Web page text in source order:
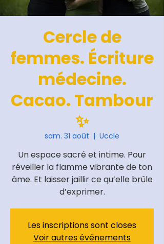
Cercle de
femmes. Écriture
médecine.
Cacao. Tambour
✨
sam. 31 août
  |
Uccle
Un espace sacré et intime. Pour
réveiller la flamme vibrante de ton
âme. Et laisser jaillir ce qu’elle brûle
d’exprimer.
Les inscriptions sont closes
Voir autres événements